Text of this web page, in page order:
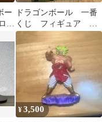
ー
リ
ドラゴンボール 一番
くじ フィギュア ブ
ロリー
¥3,500